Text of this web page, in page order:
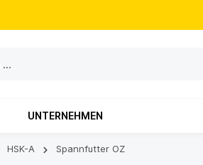
UNTERNEHMEN
HSK-A Spannfutter OZ